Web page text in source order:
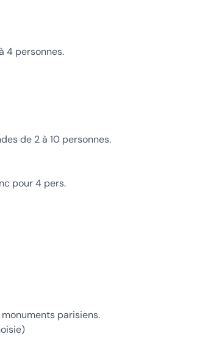
4 personnes.
de 2 à 10 personnes.
pour 4 pers.
parisiens.